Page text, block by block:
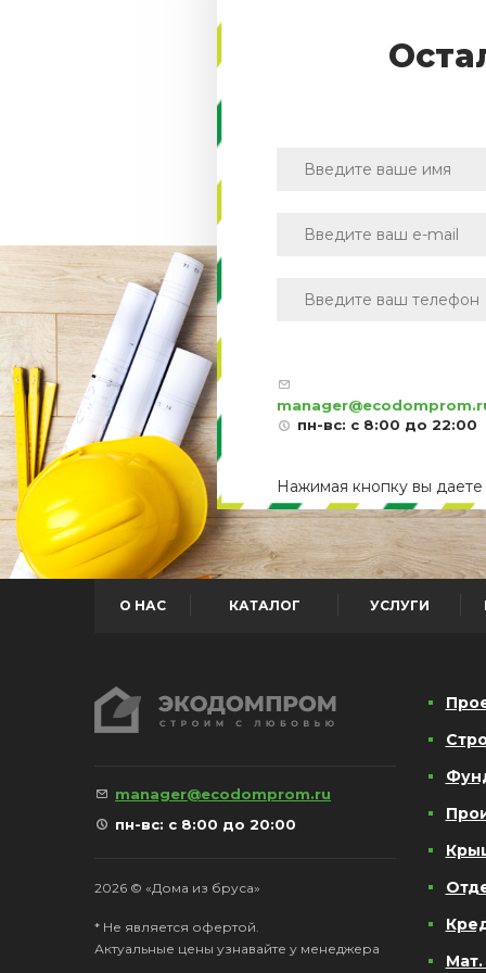
пн-вс: с 8:00 до 22:00
Нажимая кнопку вы даете
О НАС КАТАЛОГ УСЛУГИ
manager@ecodomprom.ru
пн-вс: с 8:00 до 20:00
2026 © «Дома из бруса»
* Не является офертой.
Актуальные цены узнавайте у менеджера
Мат.